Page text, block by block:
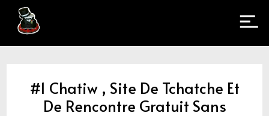
#1 Chatiw , Site De Tchatche Et
De Rencontre Gratuit Sans